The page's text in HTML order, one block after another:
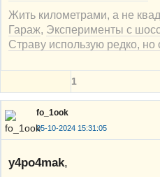
Жить километрами, а не
Гараж, Эксперименты с
Страву использую редко, но
1
fo_1ook
05-10-2024 15:31:05
y4po4mak,